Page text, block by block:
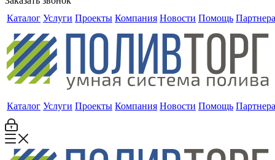
Каталог Услуги Проекты Компания Новости Помощь
Каталог Услуги Проекты Компания Новости Помощь